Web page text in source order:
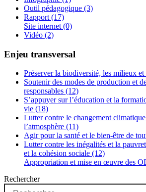
Outil pédagogique (3)
Rapport (17)
Site internet (0)
Vidéo (2)
Enjeu transversal
Préserver la biodiversité, les milieux et
Soutenir des modes de production et
responsables (12)
S’appuyer sur l’éducation et la
vie (18)
Lutter contre le changement
l’atmosphère (11)
Agir pour la santé et le bien-être de
Lutter contre les inégalités et la
et la cohésion sociale (12)
Appropriation et mise en œuvre des
Rechercher